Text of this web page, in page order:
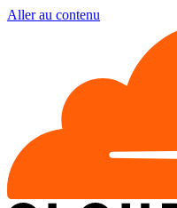
Aller au contenu